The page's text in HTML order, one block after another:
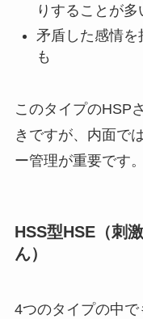
りすることが多
矛盾した感情を
も
このタイプのHSP
きですが、内面で
ー管理が重要です。
HSS型HSE（刺
ん）
4つのタイプの中で